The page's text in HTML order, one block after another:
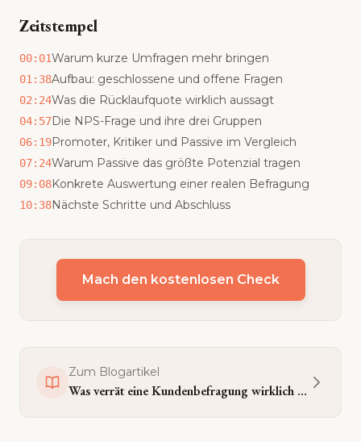
Zeitstempel
00:01Warum kurze Umfragen mehr bringen
01:38Aufbau: geschlossene und offene Fragen
02:24Was die Rücklaufquote wirklich aussagt
04:57Die NPS-Frage und ihre drei Gruppen
06:19Promoter, Kritiker und Passive im Vergleich
07:24Warum Passive das größte Potenzial tragen
09:08Konkrete Auswertung einer realen Befragung
10:38Nächste Schritte und Abschluss
Mach den kostenlosen Check
Zum Blogartikel
Was verrät eine Kundenbefragung wirklich über dein Unternehmen?